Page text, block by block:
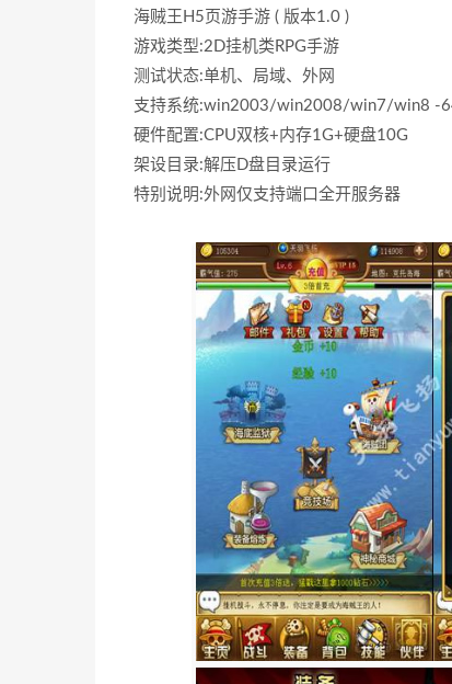
海贼王H5页游手游 ( 版本1.0 )
游戏类型:2D挂机类RPG手游
测试状态:单机、局域、外网
支持系统:win2003/win2008/win7/win8 -
硬件配置:CPU双核+内存1G+硬盘10G
架设目录:解压D盘目录运行
特别说明:外网仅支持端口全开服务器